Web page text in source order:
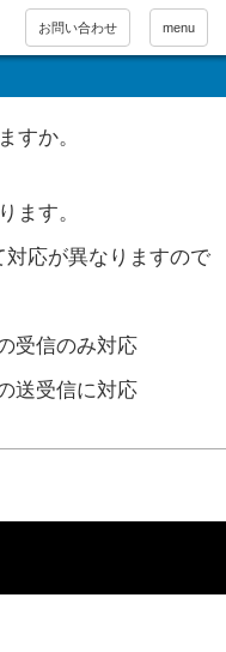
お問い合わせ menu
すか。
ます。
応が異なりますので
受信のみ対応
送受信に対応